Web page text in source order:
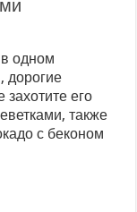
одном
дорогие
его
также
с беконом